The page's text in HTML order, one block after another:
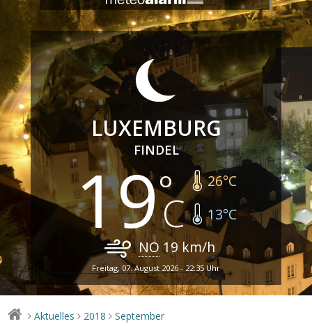
LUXEMBURG
FINDEL
19 26°C
13°C
NO 19 km/h
Freitag, 07. August 2026 - 22:35 Uhr
> Aktuelles > 2018 > September